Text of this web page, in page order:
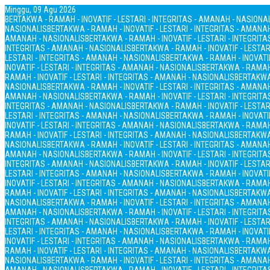
Minggu, 09 Agu 2026
BERTAKWA - RAMAH - INOVATIF - LESTARI - INTEGRITAS - AMANAH -
NASIONALISBERTAKWA - RAMAH - INOVATIF - LESTARI - INTEGRITAS -
AMANAH - NASIONALISBERTAKWA - RAMAH - INOVATIF - LESTARI -
INTEGRITAS - AMANAH - NASIONALISBERTAKWA - RAMAH - INOVATIF -
LESTARI - INTEGRITAS - AMANAH - NASIONALISBERTAKWA - RAMAH -
INOVATIF - LESTARI - INTEGRITAS - AMANAH - NASIONALISBERTAKWA -
RAMAH - INOVATIF - LESTARI - INTEGRITAS - AMANAH - NASIONALIS
NASIONALISBERTAKWA - RAMAH - INOVATIF - LESTARI - INTEGRITAS -
AMANAH - NASIONALISBERTAKWA - RAMAH - INOVATIF - LESTARI -
INTEGRITAS - AMANAH - NASIONALISBERTAKWA - RAMAH - INOVATIF -
LESTARI - INTEGRITAS - AMANAH - NASIONALISBERTAKWA - RAMAH -
INOVATIF - LESTARI - INTEGRITAS - AMANAH - NASIONALISBERTAKWA -
RAMAH - INOVATIF - LESTARI - INTEGRITAS - AMANAH - NASIONALIS
NASIONALISBERTAKWA - RAMAH - INOVATIF - LESTARI - INTEGRITAS -
AMANAH - NASIONALISBERTAKWA - RAMAH - INOVATIF - LESTARI -
INTEGRITAS - AMANAH - NASIONALISBERTAKWA - RAMAH - INOVATIF -
LESTARI - INTEGRITAS - AMANAH - NASIONALISBERTAKWA - RAMAH -
INOVATIF - LESTARI - INTEGRITAS - AMANAH - NASIONALISBERTAKWA -
RAMAH - INOVATIF - LESTARI - INTEGRITAS - AMANAH - NASIONALIS
NASIONALISBERTAKWA - RAMAH - INOVATIF - LESTARI - INTEGRITAS -
AMANAH - NASIONALISBERTAKWA - RAMAH - INOVATIF - LESTARI -
INTEGRITAS - AMANAH - NASIONALISBERTAKWA - RAMAH - INOVATIF -
LESTARI - INTEGRITAS - AMANAH - NASIONALISBERTAKWA - RAMAH -
INOVATIF - LESTARI - INTEGRITAS - AMANAH - NASIONALISBERTAKWA -
RAMAH - INOVATIF - LESTARI - INTEGRITAS - AMANAH - NASIONALIS
NASIONALISBERTAKWA - RAMAH - INOVATIF - LESTARI - INTEGRITAS -